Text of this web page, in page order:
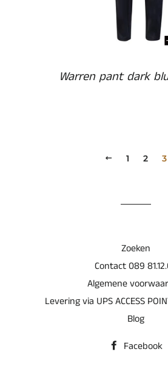
Warren pant dark
VORIGE
1 2 3
Zoeken
Contact 089
Algemene
Levering via UPS ACCESS
Blog
Facebook